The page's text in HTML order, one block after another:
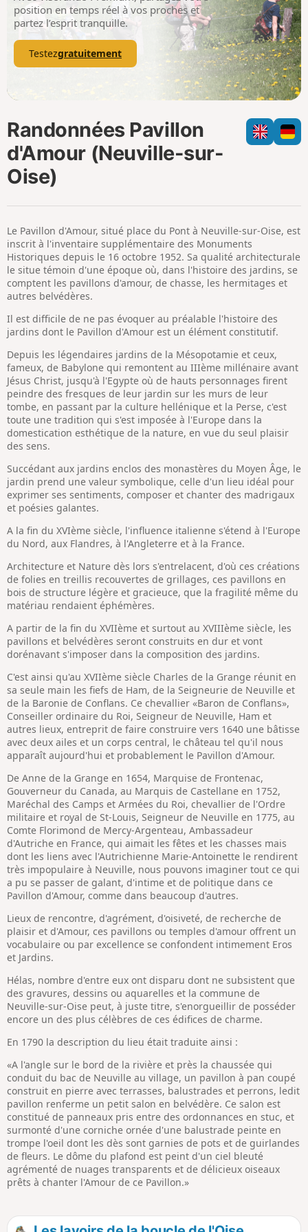
p
position en temps réel à vos proches et
partez l’esprit tranquille.
Testezgratuitement
Randonnées Pavillon
d'Amour (Neuville-sur-
Oise)
Le Pavillon d'Amour, situé place du Pont à Neuville-sur-Oise, est
inscrit à l'inventaire supplémentaire des Monuments
Historiques depuis le 16 octobre 1952. Sa qualité architecturale
le situe témoin d'une époque où, dans l'histoire des jardins, se
comptent les pavillons d'amour, de chasse, les hermitages et
autres belvédères.
Il est difficile de ne pas évoquer au préalable l'histoire des
jardins dont le Pavillon d'Amour est un élément constitutif.
Depuis les légendaires jardins de la Mésopotamie et ceux,
fameux, de Babylone qui remontent au IIIème millénaire avant
Jésus Christ, jusqu'à l'Egypte où de hauts personnages firent
peindre des fresques de leur jardin sur les murs de leur
tombe, en passant par la culture hellénique et la Perse, c'est
toute une tradition qui s'est imposée à l'Europe dans la
domestication esthétique de la nature, en vue du seul plaisir
des sens.
Succédant aux jardins enclos des monastères du Moyen Âge, le
jardin prend une valeur symbolique, celle d'un lieu idéal pour
exprimer ses sentiments, composer et chanter des madrigaux
et poésies galantes.
A la fin du XVIème siècle, l'influence italienne s'étend à l'Europe
du Nord, aux Flandres, à l'Angleterre et à la France.
Architecture et Nature dès lors s'entrelacent, d'où ces créations
de folies en treillis recouvertes de grillages, ces pavillons en
bois de structure légère et gracieuce, que la fragilité même du
matériau rendaient éphémères.
A partir de la fin du XVIIème et surtout au XVIIIème siècle, les
pavillons et belvédères seront construits en dur et vont
dorénavant s'imposer dans la composition des jardins.
C'est ainsi qu'au XVIIème siècle Charles de la Grange réunit en
sa seule main les fiefs de Ham, de la Seigneurie de Neuville et
de la Baronie de Conflans. Ce chevallier «Baron de Conflans»,
Conseiller ordinaire du Roi, Seigneur de Neuville, Ham et
autres lieux, entreprit de faire construire vers 1640 une bâtisse
avec deux ailes et un corps central, le château tel qu'il nous
apparaît aujourd'hui et probablement le Pavillon d'Amour.
De Anne de la Grange en 1654, Marquise de Frontenac,
Gouverneur du Canada, au Marquis de Castellane en 1752,
Maréchal des Camps et Armées du Roi, chevallier de l'Ordre
militaire et royal de St-Louis, Seigneur de Neuville en 1775, au
Comte Florimond de Mercy-Argenteau, Ambassadeur
d'Autriche en France, qui aimait les fêtes et les chasses mais
dont les liens avec l'Autrichienne Marie-Antoinette le rendirent
très impopulaire à Neuville, nous pouvons imaginer tout ce qui
a pu se passer de galant, d'intime et de politique dans ce
Pavillon d'Amour, comme dans beaucoup d'autres.
Lieux de rencontre, d'agrément, d'oisiveté, de recherche de
plaisir et d'Amour, ces pavillons ou temples d'amour offrent un
vocabulaire ou par excellence se confondent intimement Eros
et Jardins.
Hélas, nombre d'entre eux ont disparu dont ne subsistent que
des gravures, dessins ou aquarelles et la commune de
Neuville-sur-Oise peut, à juste titre, s'enorgueillir de posséder
encore un des plus célèbres de ces édifices de charme.
En 1790 la description du lieu était traduite ainsi :
«A l'angle sur le bord de la rivière et près la chaussée qui
conduit du bac de Neuville au village, un pavillon à pan coupé
construit en pierre avec terrasses, balustrades et perrons, ledit
pavillon renferme un petit salon en belvédère. Ce salon est
constitué de panneaux pris entre des ordonnances en stuc, et
surmonté d'une corniche ornée d'une balustrade peinte en
trompe l'oeil dont les dès sont garnies de pots et de guirlandes
de fleurs. Le dôme du plafond est peint d'un ciel bleuté
agrémenté de nuages transparents et de délicieux oiseaux
prêts à chanter l'Amour de ce Pavillon.»